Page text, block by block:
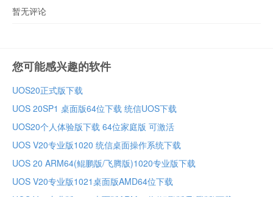
暂无评论
您可能感兴趣的软件
UOS20正式版下载
UOS 20SP1 桌面版64位下载 统信UOS下载
UOS20个人体验版下载 64位家庭版 可激活
UOS V20专业版1020 统信桌面操作系统下载
UOS 20 ARM64(鲲鹏版/飞腾版)1020专业版下载
UOS V20专业版1021桌面版AMD64位下载